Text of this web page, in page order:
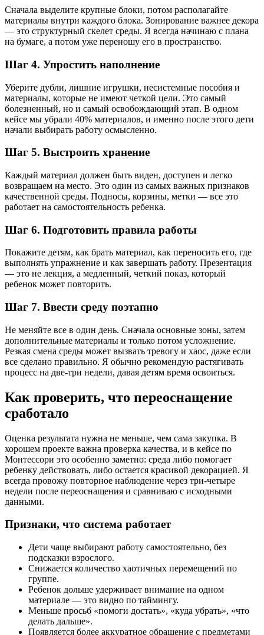
Сначала выделите крупные блоки, потом располагайте
материалы внутри каждого блока. Зонирование важнее декора
— это структурный скелет среды. Я всегда начинаю с плана
на бумаге, а потом уже переношу его в пространство.
Шаг 4. Упростить наполнение
Уберите дубли, лишние игрушки, несистемные пособия и
материалы, которые не имеют четкой цели. Это самый
болезненный, но и самый освобождающий этап. В одном
кейсе мы убрали 40% материалов, и именно после этого дети
начали выбирать работу осмысленно.
Шаг 5. Выстроить хранение
Каждый материал должен быть виден, доступен и легко
возвращаем на место. Это один из самых важных признаков
качественной среды. Подносы, корзины, метки — все это
работает на самостоятельность ребенка.
Шаг 6. Подготовить правила работы
Покажите детям, как брать материал, как переносить его, где
выполнять упражнение и как завершать работу. Презентация
— это не лекция, а медленный, четкий показ, который
ребенок может повторить.
Шаг 7. Ввести среду поэтапно
Не меняйте все в один день. Сначала основные зоны, затем
дополнительные материалы и только потом усложнение.
Резкая смена среды может вызвать тревогу и хаос, даже если
все сделано правильно. Я обычно рекомендую растягивать
процесс на две-три недели, давая детям время освоиться.
Как проверить, что переоснащение
сработало
Оценка результата нужна не меньше, чем сама закупка. В
хорошем проекте важна проверка качества, и в кейсе по
Монтессори это особенно заметно: среда либо помогает
ребенку действовать, либо остается красивой декорацией. Я
всегда провожу повторное наблюдение через три-четыре
недели после переоснащения и сравниваю с исходными
данными.
Признаки, что система работает
Дети чаще выбирают работу самостоятельно, без
подсказки взрослого.
Снижается количество хаотичных перемещений по
группе.
Ребенок дольше удерживает внимание на одном
материале — это видно по таймингу.
Меньше просьб «помоги достать», «куда убрать», «что
делать дальше».
Появляется более аккуратное обращение с предметами